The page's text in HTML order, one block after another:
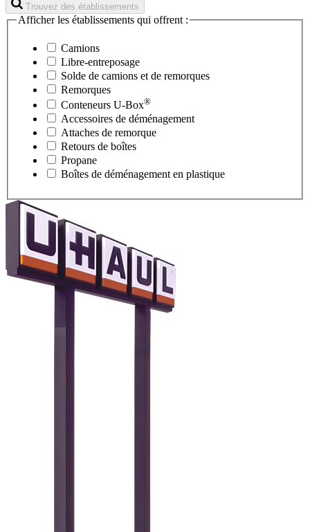
Trouvez des établissements
Afficher les établissements qui offrent :
Camions
Libre-entreposage
Solde de camions et de remorques
Remorques
Conteneurs U-Box®
Accessoires de déménagement
Attaches de remorque
Retours de boîtes
Propane
Boîtes de déménagement en plastique